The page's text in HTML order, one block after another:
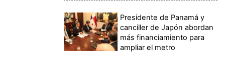
Presidente de Panamá y
canciller de Japón abordan
más financiamiento para
ampliar el metro